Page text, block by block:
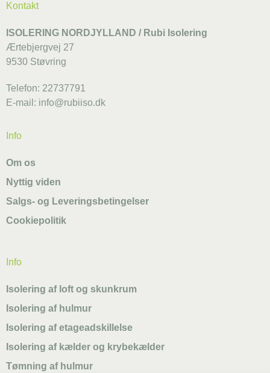
Kontakt
ISOLERING NORDJYLLAND / Rubi Isolering
Ærtebjergvej 27
9530 Støvring
Telefon: 22737791
E-mail: info@rubiiso.dk
Info
Om os
Nyttig viden
Salgs- og Leveringsbetingelser
Cookiepolitik
Info
Isolering af loft og skunkrum
Isolering af hulmur
Isolering af etageadskillelse
Isolering af kælder og krybekælder
Tømning af hulmur
Få et uforpligtende tilbud
Alternative: